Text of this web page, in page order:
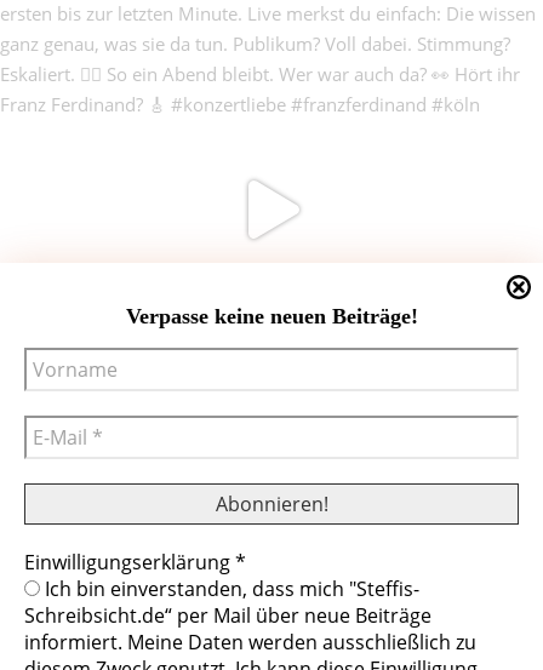
Cookies helfen uns bei der Bereitstellung
unserer Inhalte und Dienste. Durch die
weitere Nutzung der Webseite stimmen Sie
der Verwendung von Cookies zu.
Verpasse keine neuen Beiträge!
Einwilligungserklärung*
Ich bin einverstanden, dass mich "Steffis-
Schreibsicht.de“ per Mail über neue Beiträge
informiert. Meine Daten werden ausschließlich zu